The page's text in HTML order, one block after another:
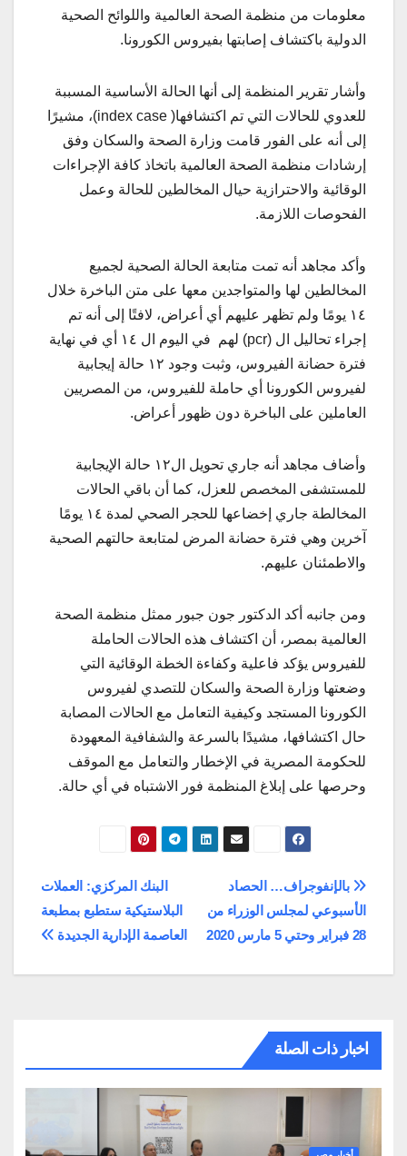
معلومات من منظمة الصحة العالمية واللوائح الصحية
الدولية باكتشاف إصابتها بفيروس الكورونا.
وأشار تقرير المنظمة إلى أنها الحالة الأساسية المسببة
للعدوي للحالات التي تم اكتشافها( index case)، مشيرًا
إلى أنه على الفور قامت وزارة الصحة والسكان وفق
إرشادات منظمة الصحة العالمية باتخاذ كافة الإجراءات
الوقائية والاحترازية حيال المخالطين للحالة وعمل
الفحوصات اللازمة.
وأكد مجاهد أنه تمت متابعة الحالة الصحية لجميع
المخالطين لها والمتواجدين معها على متن الباخرة خلال
١٤ يومًا ولم تظهر عليهم أي أعراض، لافتًا إلى أنه تم
إجراء تحاليل ال (pcr) لهم في اليوم ال ١٤ أي في نهاية
فترة حضانة الفيروس، وثبت وجود ١٢ حالة إيجابية
لفيروس الكورونا أي حاملة للفيروس، من المصريين
العاملين على الباخرة دون ظهور أعراض.
وأضاف مجاهد أنه جاري تحويل ال١٢ حالة الإيجابية
للمستشفى المخصص للعزل، كما أن باقي الحالات
المخالطة جاري إخضاعها للحجر الصحي لمدة ١٤ يومًا
آخرين وهي فترة حضانة المرض لمتابعة حالتهم الصحية
والاطمئنان عليهم.
ومن جانبه أكد الدكتور جون جبور ممثل منظمة الصحة
العالمية بمصر، أن اكتشاف هذه الحالات الحاملة
للفيروس يؤكد فاعلية وكفاءة الخطة الوقائية التي
وضعتها وزارة الصحة والسكان للتصدي لفيروس
الكورونا المستجد وكيفية التعامل مع الحالات المصابة
حال اكتشافها، مشيدًا بالسرعة والشفافية المعهودة
للحكومة المصرية في الإخطار والتعامل مع الموقف
وحرصها على إبلاغ المنظمة فور الاشتباه في أي حالة.
تصفّح
المقالات
البنك المركزي: العملات
البلاستيكية ستطبع بمطبعة
العاصمة الإدارية الجديدة
بالإنفوجراف… الحصاد
الأسبوعي لمجلس الوزراء من
28 فبراير وحتي 5 مارس 2020
اخبار ذات الصلة